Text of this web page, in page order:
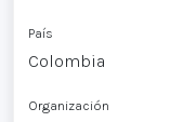
País
Colombia
Organización